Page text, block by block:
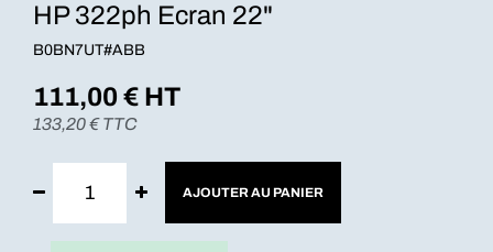
HP 322ph Ecran 22"
B0BN7UT#ABB
111,00€ HT
133,20€ TTC
AJOUTER AU PANIER